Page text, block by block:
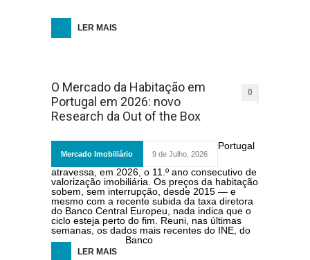
LER MAIS
O Mercado da Habitação em
Portugal em 2026: novo
Research da Out of the Box
0
Mercado Imobiliário 9 de Julho, 2026
Portugal
atravessa, em 2026, o 11.º ano consecutivo de
valorização imobiliária. Os preços da habitação
sobem, sem interrupção, desde 2015 — e
mesmo com a recente subida da taxa diretora
do Banco Central Europeu, nada indica que o
ciclo esteja perto do fim. Reuni, nas últimas
semanas, os dados mais recentes do INE, do
Banco
LER MAIS